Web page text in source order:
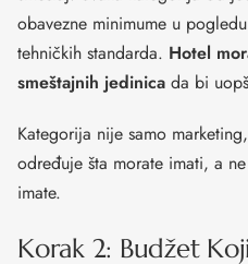
obavezne minimume u
tehničkih standarda. Hotel
smeštajnih jedinica da bi
Kategorija nije samo
određuje šta morate imati, a
imate.
Korak 2: Budžet